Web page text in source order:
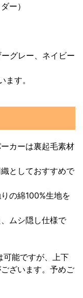
）
グレー、ネイビー
す。
カーは裏起毛素材
としておすすめで
の綿100%生地を
ムシ隠し仕様で
能ですが、上下
ざいます。予めご